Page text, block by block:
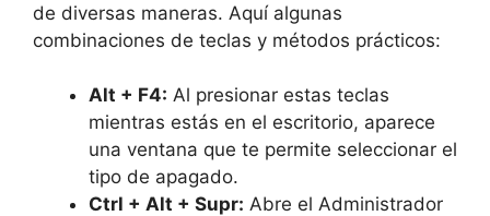
de diversas maneras. Aquí algunas
combinaciones de teclas y métodos prácticos:
Alt + F4: Al presionar estas teclas
mientras estás en el escritorio, aparece
una ventana que te permite seleccionar el
tipo de apagado.
Ctrl + Alt + Supr: Abre el Administrador